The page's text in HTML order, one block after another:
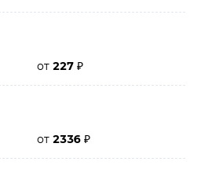
от 227 ₽
от 2336 ₽